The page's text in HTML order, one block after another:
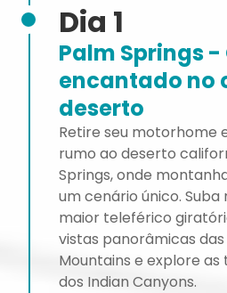
Dia 1
Palm Springs -
encantado no
deserto
Retire seu motorhome
rumo ao deserto
Springs, onde
um cenário único.
maior teleférico
vistas panorâmicas
Mountains e explore
dos Indian Canyons.